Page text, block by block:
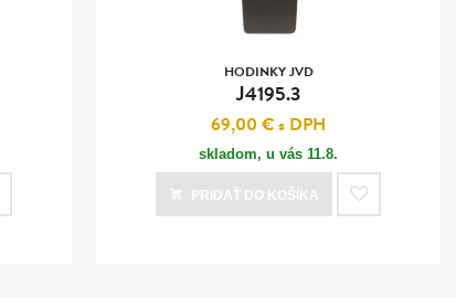
HODINKY JVD
J4195.3
69,00 €s DPH
skladom, u vás 11.8.
PRIDAŤ DO KOŠÍKA